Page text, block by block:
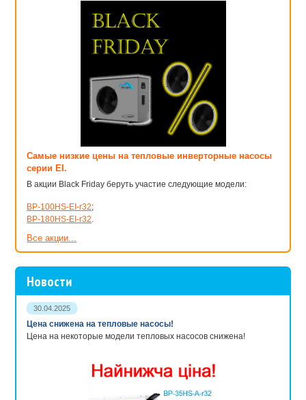
Самые низкие цены на тепловые инверторные насосы
серии EI.
В акции Black Friday беруть участие следующие модели:
BP-100HS-EI-r32;
BP-180HS-EI-r32.
Все акции...
Новости
30.04.2025
Цена снижена на тепловые насосы!
Цена на некоторые модели тепловых насосов снижена!